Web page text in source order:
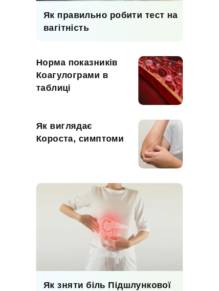
Як правильно робити тест на
вагітність
Норма показників
Коагулограми в
таблиці
Як виглядає
Короста, симптоми
Як зняти біль Підшлункової